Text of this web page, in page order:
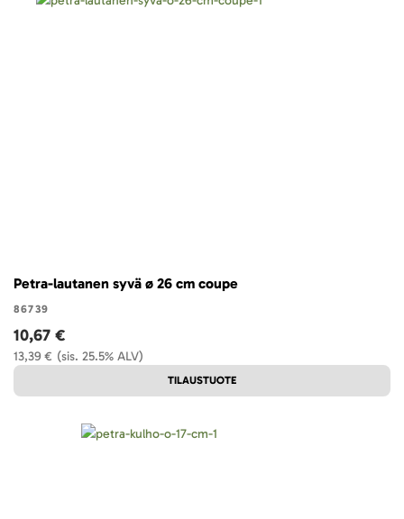
Petra-lautanen syvä ø 26 cm coupe
86739
(sis. 25.5% ALV)
13,39 €
10,67 €
TILAUSTUOTE